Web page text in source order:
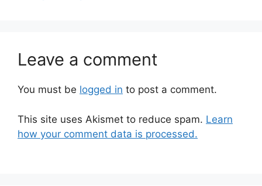
Leave a comment
You must be logged in to post a comment.
This site uses Akismet to reduce spam. Learn
how your comment data is processed.